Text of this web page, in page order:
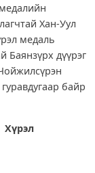
Хан-Уул
медаль
Баянзүрх дүүрэг
байр
Хүрэл
– –